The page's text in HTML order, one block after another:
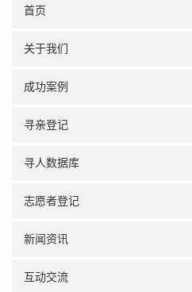
首页
关于我们
成功案例
寻亲登记
寻人数据库
志愿者登记
新闻资讯
互动交流